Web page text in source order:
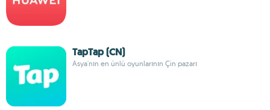
TapTap (CN)
Asya'nın en ünlü oyunlarının Çin pazarı